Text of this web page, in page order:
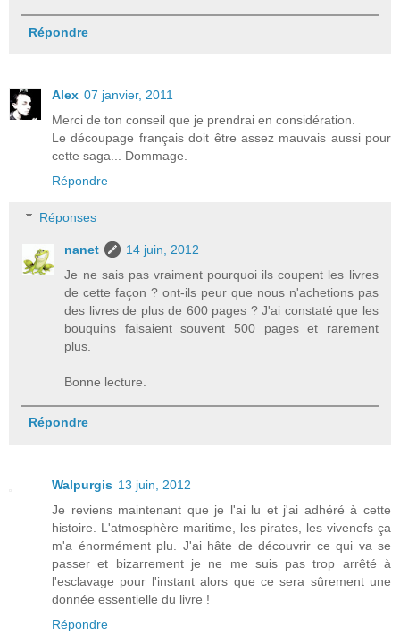
Répondre
Alex 07 janvier, 2011
Merci de ton conseil que je prendrai en considération.
Le découpage français doit être assez mauvais aussi pour
cette saga... Dommage.
Répondre
Réponses
nanet
14 juin, 2012
Je ne sais pas vraiment pourquoi ils coupent les livres
de cette façon ? ont-ils peur que nous n'achetions pas
des livres de plus de 600 pages ? J'ai constaté que les
bouquins faisaient souvent 500 pages et rarement
plus.
Bonne lecture.
Répondre
Walpurgis 13 juin, 2012
Je reviens maintenant que je l'ai lu et j'ai adhéré à cette
histoire. L'atmosphère maritime, les pirates, les vivenefs ça
m'a énormément plu. J'ai hâte de découvrir ce qui va se
passer et bizarrement je ne me suis pas trop arrêté à
l'esclavage pour l'instant alors que ce sera sûrement une
donnée essentielle du livre !
Répondre